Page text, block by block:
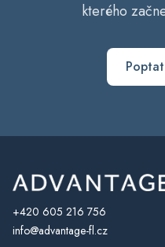
kterého
+420 605 216 756
info@advantage-fl.cz